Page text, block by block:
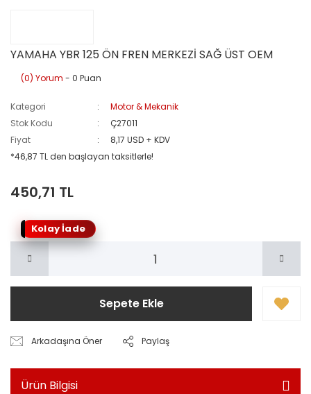
YAMAHA YBR 125 ÖN FREN MERKEZİ SAĞ ÜST OEM
(0) Yorum - 0 Puan
Kategori
Motor & Mekanik
Stok Kodu
Ç27011
Fiyat
8,17 USD + KDV
*46,87 TL den başlayan taksitlerle!
450,71 TL
Kolay İade
Sepete Ekle
Arkadaşına Öner Paylaş
Ürün Bilgisi